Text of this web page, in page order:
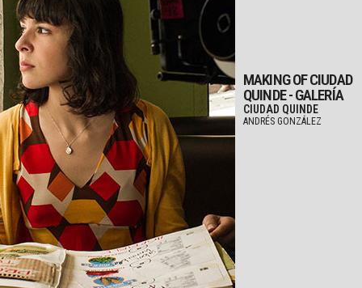
MAKING OF CIUDAD
QUINDE - GALERÍA
CIUDAD QUINDE
ANDRÉS GONZÁLEZ